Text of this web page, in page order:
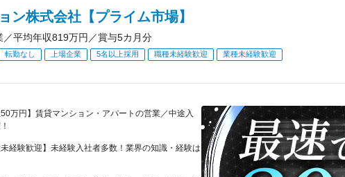
ン株式会社【プライム市場】
平均年収819万円／賞与5カ月分
転勤なし 上場企業 5名以上採用 職種未経験歓迎 業種未経験歓迎
50万円】賃貸マンション・アパートの営業／中途入
未経験歓迎】未経験入社者多数！業界の知識・経験は